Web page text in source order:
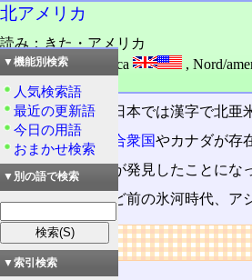
北アメリカ
読み：きた・アメリカ
外語：North America , Nord/
品詞：その他地名
六大州の一つ。日本では漢字で北亜
現在はアメリカ合衆国やカナダが存
一応コロンブスが発見したことにな
今から一万年ほど前の氷河時代、ア
リンク
用語の所属
▼機能別検索
人気検索語
最近の更新語
今日の用語
おまかせ検索
▼別の語で検索
▼索引検索